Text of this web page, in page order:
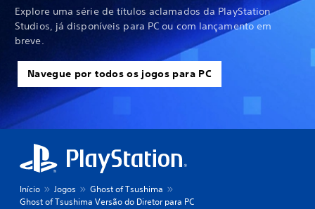
Explore uma série de títulos aclamados da PlayStation
Studios, já disponíveis para PC ou com lançamento em
breve.
Navegue por todos os jogos para PC
Início Jogos
Ghost of Tsushima
Ghost of Tsushima Versão do Diretor para PC